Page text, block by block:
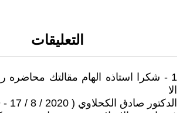
التعليقات
1 - شكرا استاذه الهام مقالتك محاضره
الا
الدكتور صادق الكحلاوي ( 2020 / 8 / 17 - 23:39 )